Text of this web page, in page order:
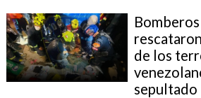
de los
sepultado